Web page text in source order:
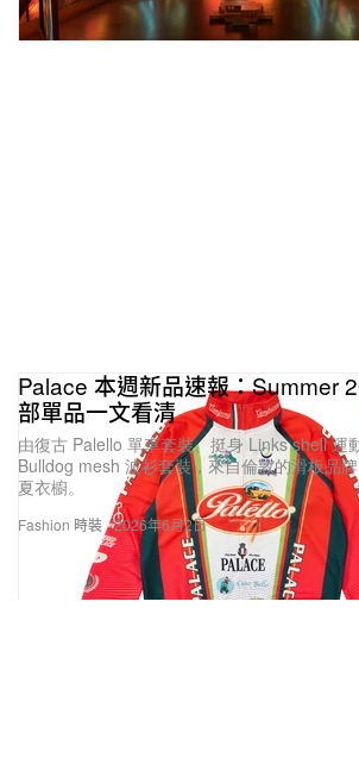
Fashion 時裝
Palace 本週新品速報：Summer
部單品一文看清
由復古 Palello 單車套裝、挺身 Links shell 運
Bulldog mesh 波衫套裝，來自倫敦的滑板品
夏衣櫥。
2026年6月2日